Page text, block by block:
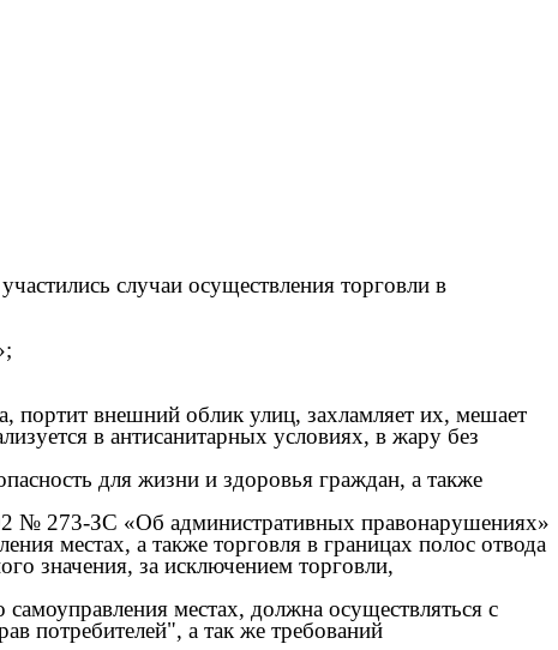
случаи осуществления торговли в
портит внешний облик улиц, захламляет их, мешает
в антисанитарных условиях, в жару без
для жизни и здоровья граждан, а также
№ 273-ЗС «Об административных правонарушениях»
местах, а также торговля в границах полос отвода
значения, за исключением торговли,
местах, должна осуществляться с
потребителей", а так же требований